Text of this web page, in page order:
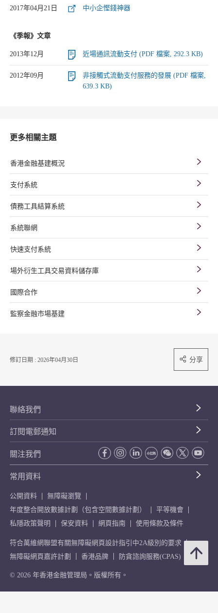
2017年04月21日 中小企慳錢神器
《季報》文章
2013年12月 近場通訊流動支付 (PDF 檔案, 292.3 KB)
2012年09月
非接觸式流動支付服務的發展 (PDF 檔案,
639.3 KB)
更多相關主題
香港金融基建概況
支付系統
債務工具結算系統
系統聯網
快速支付系統
場外衍生工具交易資料儲存庫
國際合作
監察金融市場基建
修訂日期 : 2026年04月30日 分享
聯絡我們
訂閱電郵通知
關注我們
常用資料
公開資料
無障礙瀏覽
年度整合開放數據計劃（包含空間數據計劃）
平等機會
私隱政策聲明
保安資料 網頁指南 使用條款及條件
符合萬維網聯盟有關無障礙網頁設計指引中2A級別的要求
無障礙網頁嘉許計劃
香港品牌 防貪諮詢服務(CPAS)
© 2026 年香港金融管理局。版權所有。